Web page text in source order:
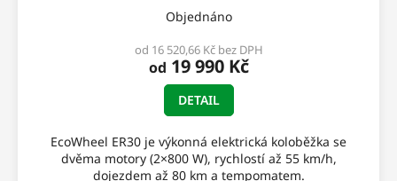
Objednáno
od 16 520,66 Kč bez DPH
od 19 990 Kč
DETAIL
EcoWheel ER30 je výkonná elektrická koloběžka se
dvěma motory (2×800 W), rychlostí až 55 km/h,
dojezdem až 80 km a tempomatem.